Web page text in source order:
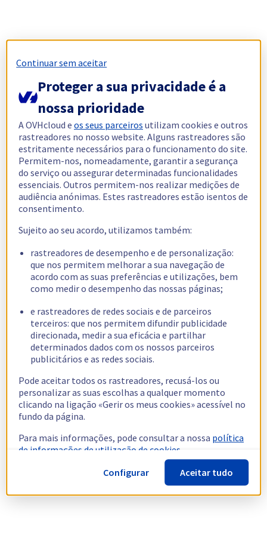
Continuar sem aceitar
Proteger a sua privacidade é a
nossa prioridade
A OVHcloud eos seus parceiros utilizam cookies e outros
rastreadores no nosso website. Alguns rastreadores são
estritamente necessários para o funcionamento do site.
Permitem-nos, nomeadamente, garantir a segurança
do serviço ou assegurar determinadas funcionalidades
essenciais. Outros permitem-nos realizar medições de
audiência anónimas. Estes rastreadores estão isentos de
consentimento.
Sujeito ao seu acordo, utilizamos também:
rastreadores de desempenho e de personalização:
que nos permitem melhorar a sua navegação de
acordo com as suas preferências e utilizações, bem
como medir o desempenho das nossas páginas;
e rastreadores de redes sociais e de parceiros
terceiros: que nos permitem difundir publicidade
direcionada, medir a sua eficácia e partilhar
determinados dados com os nossos parceiros
publicitários e as redes sociais.
Pode aceitar todos os rastreadores, recusá-los ou
personalizar as suas escolhas a qualquer momento
clicando na ligação «Gerir os meus cookies» acessível no
fundo da página.
Para mais informações, pode consultar a nossa política
de informações de utilização de cookies.
Configurar
Aceitar tudo